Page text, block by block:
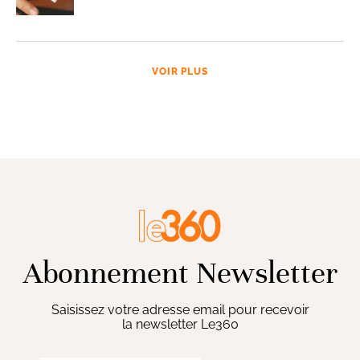
VOIR PLUS
Abonnement Newsletter
Saisissez votre adresse email pour recevoir
la newsletter Le360